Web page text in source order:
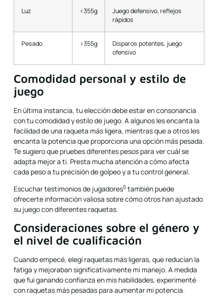
Luz <355g
Juego defensivo, reflejos
rápidos
Pesado >355g
Disparos potentes, juego
ofensivo
Comodidad personal y estilo de
juego
En última instancia, tu elección debe estar en consonancia
con tu comodidad y estilo de juego. A algunos les encanta la
facilidad de una raqueta más ligera, mientras que a otros les
encanta la potencia que proporciona una opción más pesada.
Te sugiero que pruebes diferentes pesos para ver cuál se
adapta mejor a ti. Presta mucha atención a cómo afecta
cada peso a tu precisión de golpeo y a tu control general.
Escuchartestimonios de jugadores5 también puede
ofrecerte información valiosa sobre cómo otros han ajustado
su juego con diferentes raquetas.
Consideraciones sobre el género y
el nivel de cualificación
Cuando empecé, elegí raquetas más ligeras, que reducían la
fatiga y mejoraban significativamente mi manejo. A medida
que fui ganando confianza en mis habilidades, experimenté
con raquetas más pesadas para aumentar mi potencia.